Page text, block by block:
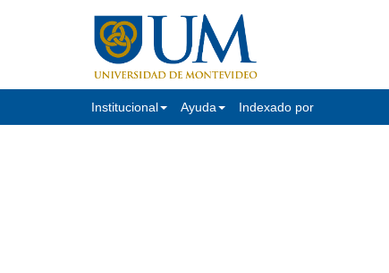
Institucional Ayuda Indexado por